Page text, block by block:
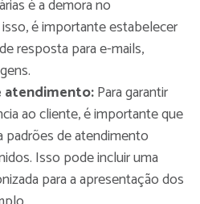
é a demora no
é importante estabelecer
resposta para e-mails,
atendimento:Para garantir
ao cliente, é importante que
padrões de atendimento
Isso pode incluir uma
para a apresentação dos